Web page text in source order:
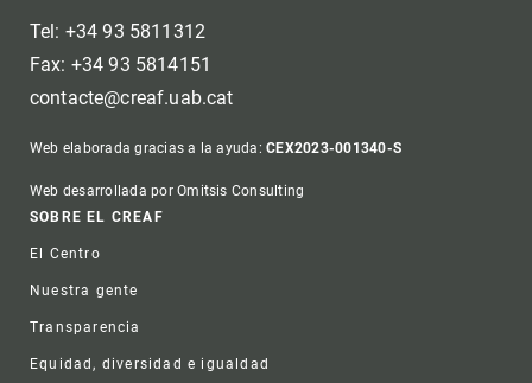
Tel: +34 93 5811312
Fax: +34 93 5814151
contacte@creaf.uab.cat
Web elaborada gracias a la ayuda:CEX2023-001340-S
Web desarrollada por Omitsis Consulting
Footer
SOBRE EL CREAF
El Centro
Nuestra gente
Transparencia
Equidad, diversidad e igualdad